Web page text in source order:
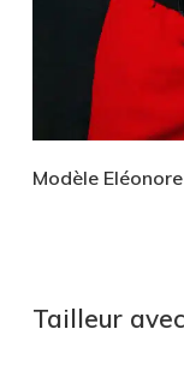
Modèle
Tailleur